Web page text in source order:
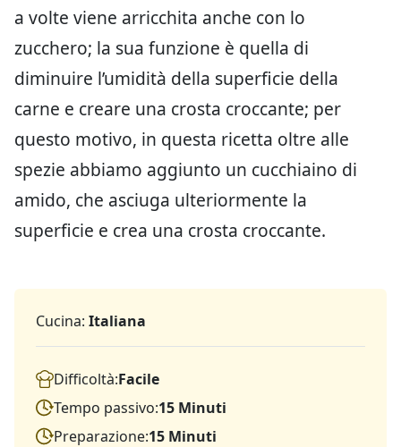
a volte viene arricchita anche con lo
zucchero; la sua funzione è quella di
diminuire l’umidità della superficie della
carne e creare una crosta croccante; per
questo motivo, in questa ricetta oltre alle
spezie abbiamo aggiunto un cucchiaino di
amido, che asciuga ulteriormente la
superficie e crea una crosta croccante.
Cucina: Italiana
Difficoltà:Facile
Tempo passivo:15 Minuti
Preparazione:15 Minuti